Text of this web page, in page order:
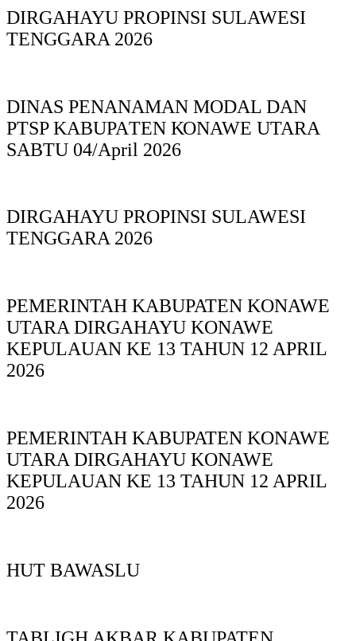
DIRGAHAYU PROPINSI SULAWESI
TENGGARA 2026
DINAS PΕΝΑΝΑΜAN MODAL DAN
PTSP KABUPAΤΕΝ ΚΟNAWE UTARA
SABTU 04/April 2026
DIRGAHAYU PROPINSI SULAWESI
TENGGARA 2026
PEMERINTAH KABUPATEN KONAWE
UTARA DIRGAHAYU KONAWE
KEPULAUAN KE 13 TAHUN 12 APRIL
2026
PEMERINTAH KABUPATEN KONAWE
UTARA DIRGAHAYU KONAWE
KEPULAUAN KE 13 TAHUN 12 APRIL
2026
HUT BAWASLU